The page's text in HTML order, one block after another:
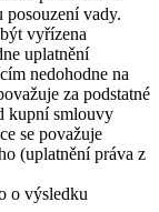
vady.
vyřízena
uplatnění
nedohodne na
za podstatné
kupní smlouvy
se považuje
(uplatnění práva z
o výsledku